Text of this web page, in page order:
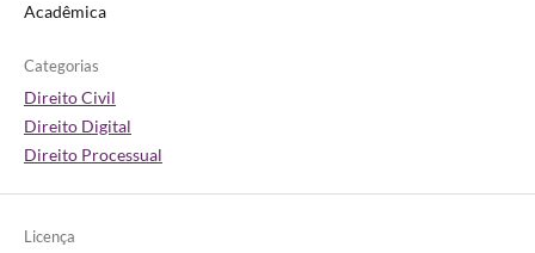
Acadêmica
Categorias
Direito Civil
Direito Digital
Direito Processual
Licença